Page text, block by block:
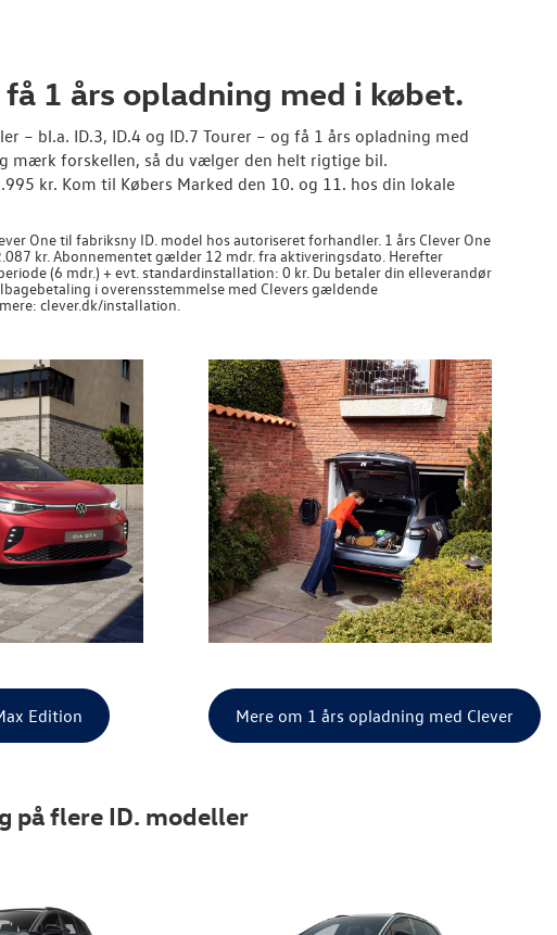
1 års opladning med i købet.
– bl.a. ID.3, ID.4 og ID.7 Tourer – og få 1 års opladning med
mærk forskellen, så du vælger den helt rigtige bil.
kr. Kom til Købers Marked den 10. og 11. hos din lokale
One til fabriksny ID. model hos autoriseret forhandler. 1 års Clever One
kr. Abonnementet gælder 12 mdr. fra aktiveringsdato. Herefter
(6 mdr.) + evt. standardinstallation: 0 kr. Du betaler din elleverandør
i overensstemmelse med Clevers gældende
clever.dk/installation.
Edition Mere om 1 års opladning med Clever
på flere ID. modeller